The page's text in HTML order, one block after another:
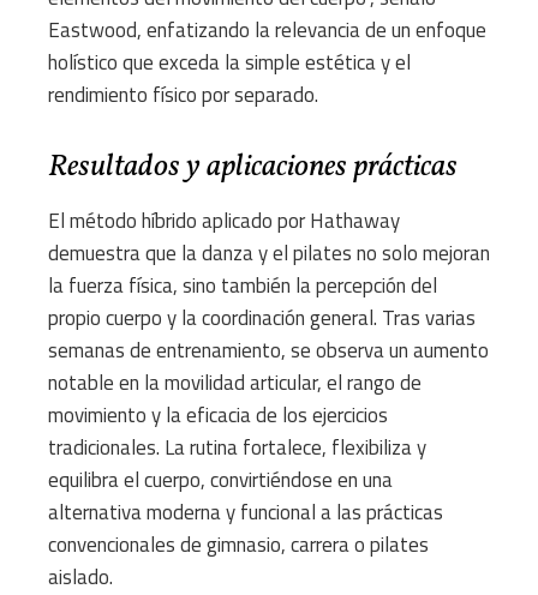
Eastwood, enfatizando la relevancia de un enfoque
holístico que exceda la simple estética y el
rendimiento físico por separado.
Resultados y aplicaciones prácticas
El método híbrido aplicado por Hathaway
demuestra que la danza y el pilates no solo mejoran
la fuerza física, sino también la percepción del
propio cuerpo y la coordinación general. Tras varias
semanas de entrenamiento, se observa un aumento
notable en la movilidad articular, el rango de
movimiento y la eficacia de los ejercicios
tradicionales. La rutina fortalece, flexibiliza y
equilibra el cuerpo, convirtiéndose en una
alternativa moderna y funcional a las prácticas
convencionales de gimnasio, carrera o pilates
aislado.